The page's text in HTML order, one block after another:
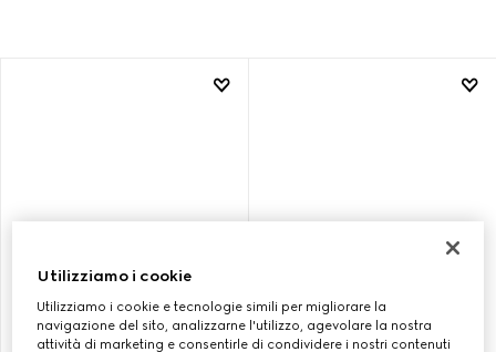
Utilizziamo i cookie
Utilizziamo i cookie e tecnologie simili per migliorare la
navigazione del sito, analizzarne l'utilizzo, agevolare la nostra
attività di marketing e consentirle di condividere i nostri contenuti